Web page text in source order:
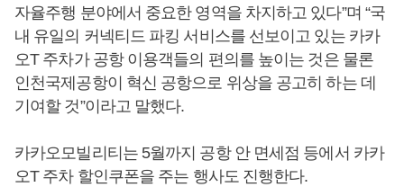
자율주행 분야에서 중요한 영역을 차지하고 있다”며 “국
내 유일의 커넥티드 파킹 서비스를 선보이고 있는 카카
오T 주차가 공항 이용객들의 편의를 높이는 것은 물론
인천국제공항이 혁신 공항으로 위상을 공고히 하는 데
기여할 것”이라고 말했다.
카카오모빌리티는 5월까지 공항 안 면세점 등에서 카카
오T 주차 할인쿠폰을 주는 행사도 진행한다.